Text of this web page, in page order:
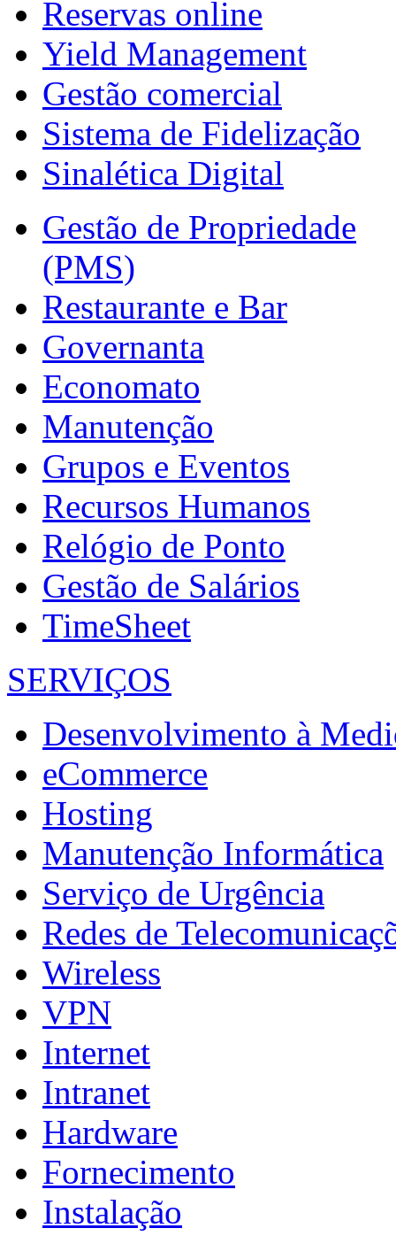
Reservas online
Yield Management
Gestão comercial
Sistema de Fidelização
Sinalética Digital
Gestão de Propriedade
(PMS)
Restaurante e Bar
Governanta
Economato
Manutenção
Grupos e Eventos
Recursos Humanos
Relógio de Ponto
Gestão de Salários
TimeSheet
SERVIÇOS
Desenvolvimento à
eCommerce
Hosting
Manutenção Informática
Serviço de Urgência
Redes de
Wireless
VPN
Internet
Intranet
Hardware
Fornecimento
Instalação